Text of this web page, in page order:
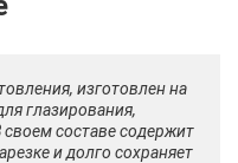
изготовлен на
глазирования,
составе содержит
и долго сохраняет